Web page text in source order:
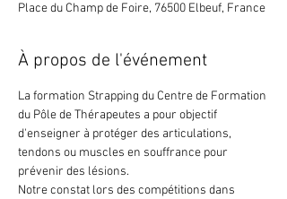
Place du Champ de Foire, 76500 Elbeuf, France
À propos de l'événement
La formation Strapping du Centre de Formation
du Pôle de Thérapeutes a pour objectif
d'enseigner à protéger des articulations,
tendons ou muscles en souffrance pour
prévenir des lésions.
Notre constat lors des compétitions dans